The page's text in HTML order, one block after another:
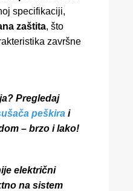
specifikaciji,
zaštita, što
završne
Pregledaj
peškira i
– brzo i lako!
električni
na sistem